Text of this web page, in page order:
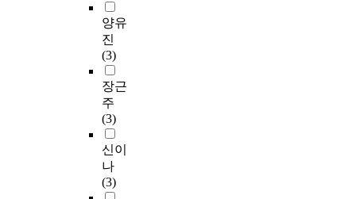
양유
진
(3)
장근
주
(3)
신이
나
(3)